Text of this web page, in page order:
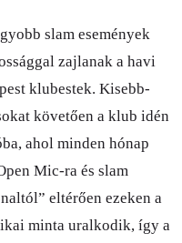
slam események
zajlanak a havi
klubestek. Kisebb-
követően a klub idén
ahol minden hónap
Mic-ra és slam
eltérően ezeken a
minta uralkodik, így a